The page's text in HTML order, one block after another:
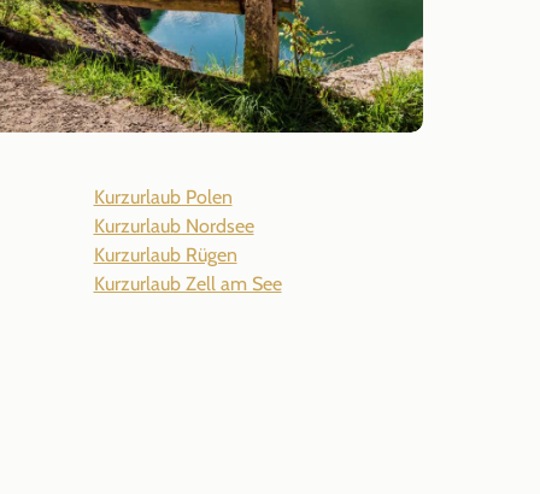
Kurzurlaub Polen
Kurzurlaub Nordsee
Kurzurlaub Rügen
Kurzurlaub Zell am See